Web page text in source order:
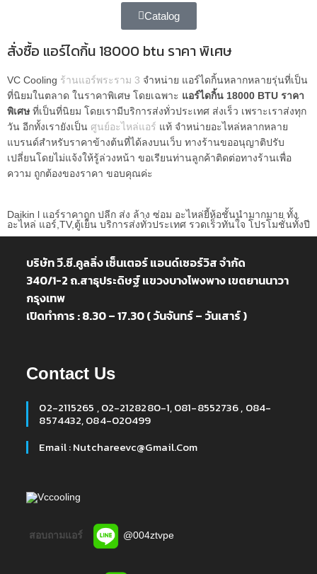
Catalog
สั่งซื้อ แอร์ไดกิ้น 18000 btu ราคา พิเศษ
VC Cooling ร้านแอร์พระราม 3 จำหน่าย แอร์ไดกิ้นหลากหลายรุ่นที่เป็น
ที่นิยมในตลาด ในราคาพิเศษ โดยเฉพาะ แอร์ไดกิ้น 18000 BTU ราคา
พิเศษ ที่เป็นที่นิยม โดยเรามีบริการส่งทั่วประเทศ ส่งเร็ว เพราะเราส่งทุก
วัน อีกทั้งเรายังเป็น ศูนย์อะไหล่แอร์ แท้ จำหน่ายอะไหล่หลากหลาย
แบรนด์สำหรับราคาข้างต้นที่ได้ลงบนเว็บ ทางร้านขออนุญาติปรับ
เปลี่ยนโดยไม่แจ้งให้รู้ล่วงหน้า ขอเรียนท่านลูกค้าติดต่อทางร้านเพื่อ
ความ ถูกต้องของราคา ขอบคุณค่ะ
Daikin l แอร์ราคาถูก ปลีก ส่ง ล้าง ซ่อม อะไหล่ยี้ห้อชั้นนำมากมาย ทั้ง
อะไหล่ แอร์,TV,ตู้เย็น บริการส่งทั่วประเทศ รวดเร็วทันใจ โปรโมชั่นทั้งปี
บริษัท วี.ซี.คูลลิ่ง เซ็นเตอร์ แอนด์เซอร์วิส จำกัด
340/1-2 ถ.สาธุประดิษฐ์ แขวงบางโพงพาง เขตยานนาวา
กรุงเทพ
เปิดทำการ : 8.30 – 17.30 ( วันจันทร์ – วันเสาร์ )
Contact Us
02-2115265 , 02-2128280-1, 081-8552736 , 084-
8574432, 084-020499
Email : Nutchareevc@gmail.com
Vccooling
สอบถามแอร์ @004ztvpe